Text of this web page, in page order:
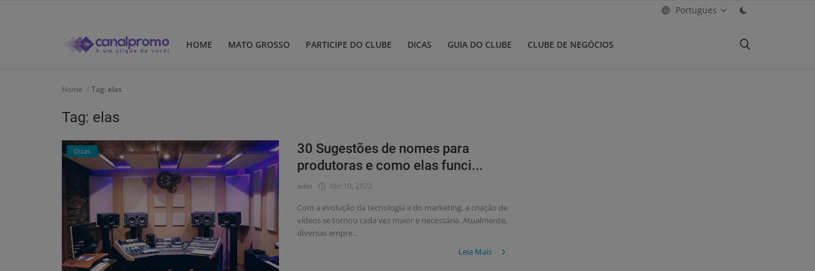
Portugues
HOME MATO GROSSO PARTICIPE DO CLUBE DICAS GUIA DO CLUBE CLUBE DE NEGÓCIOS
Mato Grosso
Participe do Clube
Clube de Negócios
Home Tag: elas
Tag: elas
Dicas
30 Sugestões de nomes para
produtoras e como elas funci...
adm Abr 10, 2022
Com a evolução da tecnologia e do marketing, a criação de
vídeos se tornou cada vez maior e necessária. Atualmente,
diversas empre...
Leia Mais